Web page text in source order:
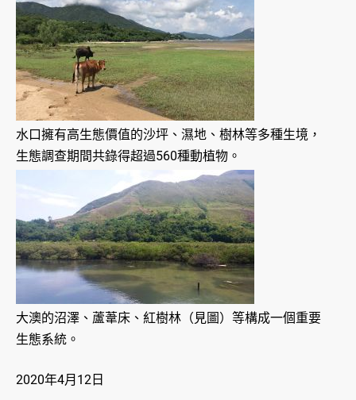
水口擁有高生態價值的沙坪、濕地、樹林等多種生境，
生態調查期間共錄得超過560種動植物。
大澳的沼澤、蘆葦床、紅樹林（見圖）等構成一個重要
生態系統。
2020年4月12日